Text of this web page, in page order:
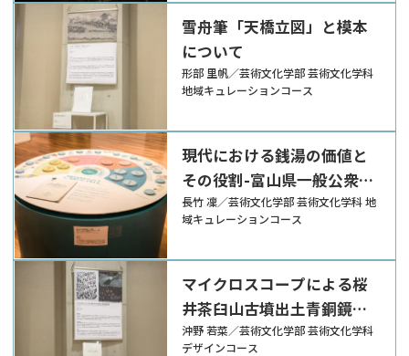
雪舟筆「天橋立図」と模本
について
形部 里帆／芸術文化学部 芸術文化学科
地域キュレーションコース
現代における銭湯の価値と
その役割-富山県一般公衆浴
場運営者の視点からの考察-
長竹 凜／芸術文化学部 芸術文化学科 地
域キュレーションコース
マイクロスコープによる桜
井茶臼山古墳出土青銅鏡の
観察
沖野 若菜／芸術文化学部 芸術文化学科
デザインコース